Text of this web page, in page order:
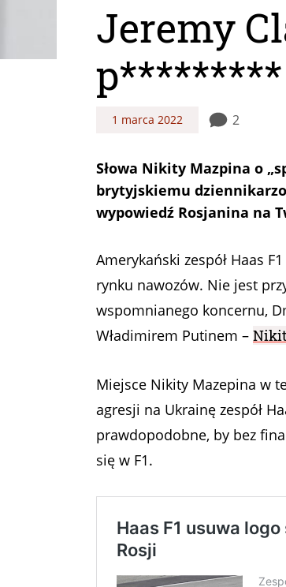
Jeremy
1 marca 2022 2
Słowa Nikity Mazpina o
brytyjskiemu
wypowiedź Rosjanina na
Amerykański zespół Haas
rynku nawozów. Nie jest
wspomnianego koncernu,
Władimirem Putinem –
Miejsce Nikity Mazepina w
agresji na Ukrainę zespół
prawdopodobne, by bez
się w F1.